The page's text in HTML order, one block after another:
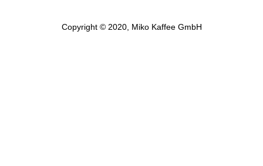
Copyright © 2020, Miko Kaffee GmbH